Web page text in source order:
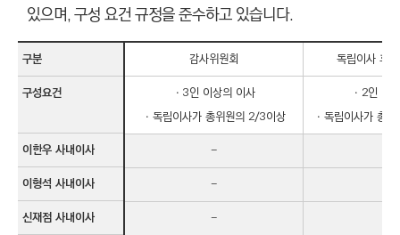
있으며, 구성 요건 규정을 준수하고 있습니다.
구분
구성요건
이한우 사내이사
이형석 사내이사
신재점 사내이사
감사위원회
독립이사 후
ㆍ3인 이상의 이사
ㆍ독립이사가 총위원의 2/3이상
ㆍ2인 이
ㆍ독립이사가 총
-
-
-